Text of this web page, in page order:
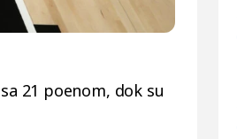
sa 21 poenom, dok su